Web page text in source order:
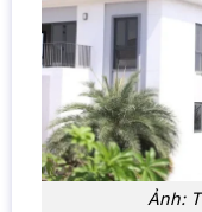
Ảnh: